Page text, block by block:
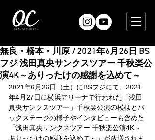
無良・橋本・川原 / 2021年6月26日 BS
フジ 浅田真央サンクスツアー 千秋楽公
演4K～ありったけの感謝を込めて～
2021年6月26日（土）にBSフジにて、2021
年4月27日に横浜アリーナで行われた「浅田
真央サンクスツアー」千秋楽公演の模様とバ
ックステージの様子やインタビューも含めた
「浅田真央サンクスツアー 千秋楽公演4K～
ありったけの感謝を込めて～」が放送されま